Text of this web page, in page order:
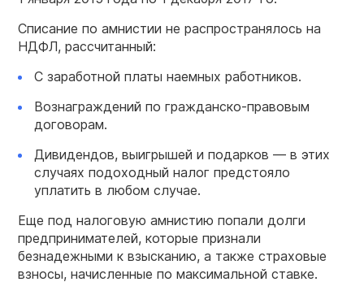
Списание по амнистии не распространялось на
НДФЛ, рассчитанный:
С заработной платы наемных работников.
Вознаграждений по гражданско-правовым
договорам.
Дивидендов, выигрышей и подарков — в этих
случаях подоходный налог предстояло
уплатить в любом случае.
Еще под налоговую амнистию попали долги
предпринимателей, которые признали
безнадежными к взысканию, а также страховые
взносы, начисленные по максимальной ставке.